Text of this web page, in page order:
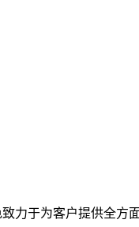
力于为客户提供全方